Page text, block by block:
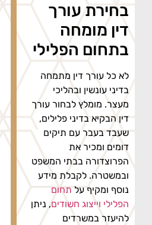
בחירת עורך
דין מומחה
בתחום הפלילי
לא כל עורך דין מתמחה
בדיני עונשין ובהליכי
מעצר. מומלץ לבחור עורך
דין הבקיא בדיני פלילים,
שעבד בעבר עם תיקים
דומים ומכיר את
הפרוצדורה בבתי המשפט
ובמשטרה. לקבלת מידע
נוסף ומקיף עלתחום
הפלילי וייצוג חשודים, ניתן
להיעזר במשרדים